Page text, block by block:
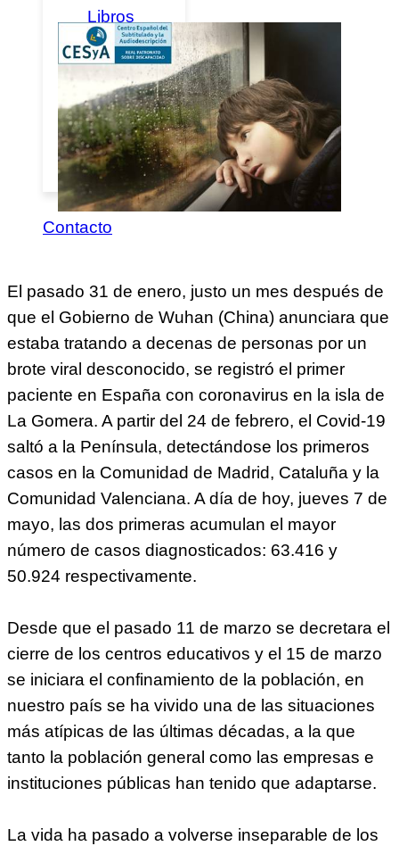
Libros
Emociones
a la vista
Retina
News
Revista
Visión
Contacto
El pasado 31 de enero, justo un mes después de
que el Gobierno de Wuhan (China) anunciara que
estaba tratando a decenas de personas por un
brote viral desconocido, se registró el primer
paciente en España con coronavirus en la isla de
La Gomera. A partir del 24 de febrero, el Covid-19
saltó a la Península, detectándose los primeros
casos en la Comunidad de Madrid, Cataluña y la
Comunidad Valenciana. A día de hoy, jueves 7 de
mayo, las dos primeras acumulan el mayor
número de casos diagnosticados: 63.416 y
50.924 respectivamente.
Desde que el pasado 11 de marzo se decretara el
cierre de los centros educativos y el 15 de marzo
se iniciara el confinamiento de la población, en
nuestro país se ha vivido una de las situaciones
más atípicas de las últimas décadas, a la que
tanto la población general como las empresas e
instituciones públicas han tenido que adaptarse.
La vida ha pasado a volverse inseparable de los